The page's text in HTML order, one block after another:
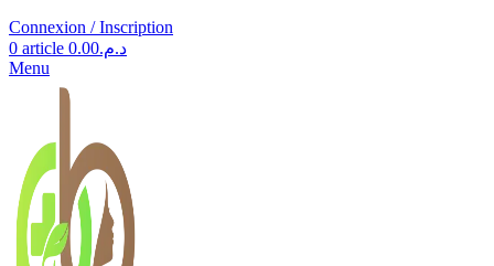
Connexion / Inscription
0 article د.م.0.00
Menu